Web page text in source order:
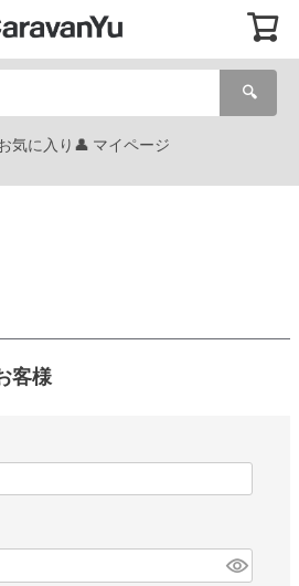
🔍
気に入り マイページ
客様